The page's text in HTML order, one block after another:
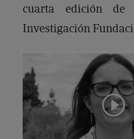
cuarta edición de
Investigación